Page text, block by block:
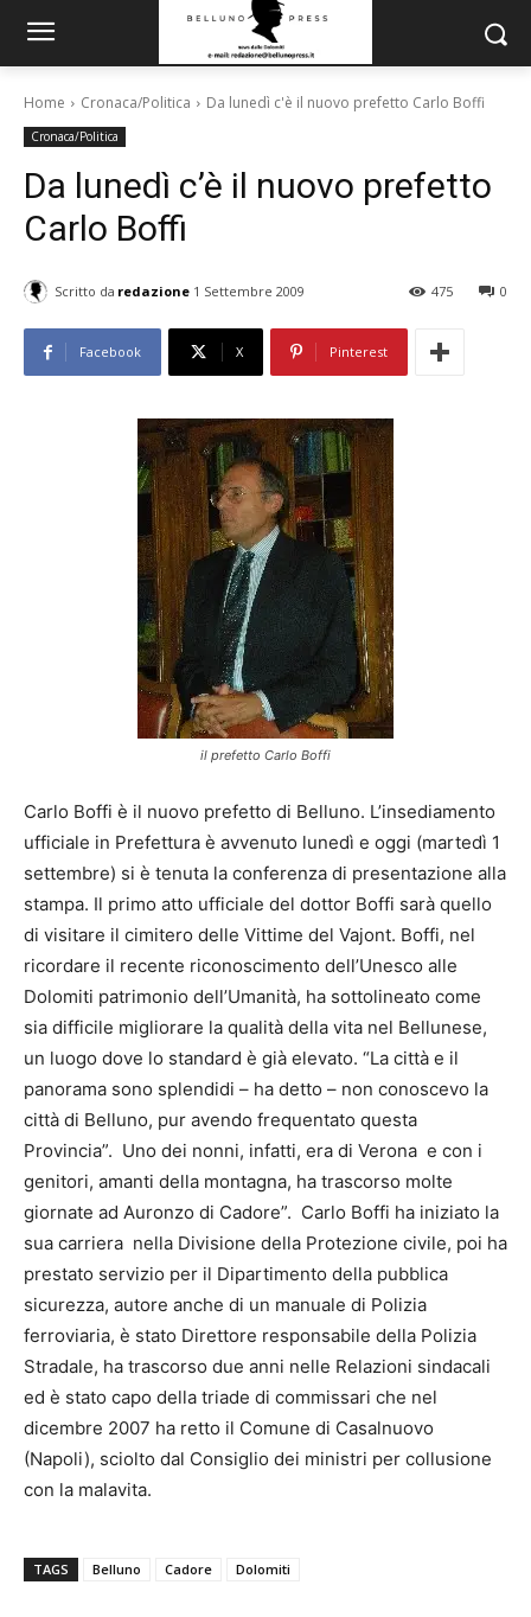
Home Cronaca/Politica Da lunedì c'è il nuovo prefetto Carlo Boffi
Cronaca/Politica
Da lunedì c’è il nuovo prefetto
Carlo Boffi
Scritto da redazione 1 Settembre 2009 0
475
Facebook X Pinterest
il prefetto Carlo Boffi
Carlo Boffi è il nuovo prefetto di Belluno. L’insediamento
ufficiale in Prefettura è avvenuto lunedì e oggi (martedì 1
settembre) si è tenuta la conferenza di presentazione alla
stampa. Il primo atto ufficiale del dottor Boffi sarà quello
di visitare il cimitero delle Vittime del Vajont. Boffi, nel
ricordare il recente riconoscimento dell’Unesco alle
Dolomiti patrimonio dell’Umanità, ha sottolineato come
sia difficile migliorare la qualità della vita nel Bellunese,
un luogo dove lo standard è già elevato. “La città e il
panorama sono splendidi – ha detto – non conoscevo la
città di Belluno, pur avendo frequentato questa
Provincia”. Uno dei nonni, infatti, era di Verona e con i
genitori, amanti della montagna, ha trascorso molte
giornate ad Auronzo di Cadore”. Carlo Boffi ha iniziato la
sua carriera nella Divisione della Protezione civile, poi ha
prestato servizio per il Dipartimento della pubblica
sicurezza, autore anche di un manuale di Polizia
ferroviaria, è stato Direttore responsabile della Polizia
Stradale, ha trascorso due anni nelle Relazioni sindacali
ed è stato capo della triade di commissari che nel
dicembre 2007 ha retto il Comune di Casalnuovo
(Napoli), sciolto dal Consiglio dei ministri per collusione
con la malavita.
TAGS Belluno Cadore Dolomiti